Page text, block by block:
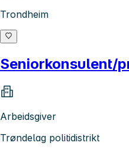
Trondheim
Seniorkonsulent/
Arbeidsgiver
Trøndelag politidistrikt